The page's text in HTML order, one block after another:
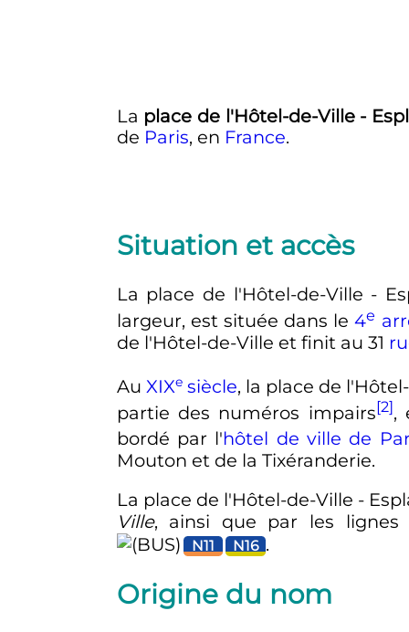
La place de l'Hôtel-de-Ville -
de Paris, en France.
Situation et accès
La place de l'Hôtel-de-Ville -
largeur, est située dans le4e
de l'Hôtel-de-Ville et finit au 31
Au XIXesiècle, la place de
partie des numéros impairs[2],
bordé par l'hôtel de ville de
Mouton et de la Tixéranderie.
La place de l'Hôtel-de-Ville -
Ville, ainsi que par les
N11 N16 .
Origine du nom